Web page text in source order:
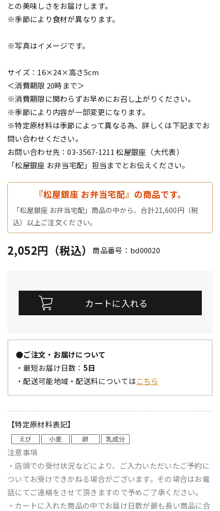
との美味しさをお届けします。
※季節により食材が異なります。
※写真はイメージです。
サイズ：16×24×高さ5cm
＜消費期限 20時まで＞
※消費期限に関わらずお早めにお召し上がりください。
※季節により内容が一部変更になります。
※特定原材料は季節によって異なる為、詳しくは下記までお
問い合わせください。
お問い合わせ先：03-3567-1211 松屋銀座（大代表）
「松屋銀座 お弁当宅配」担当までとお伝えください。
『松屋銀座 お弁当宅配』の商品です。
「松屋銀座 お弁当宅配」商品の中から、合計21,600円（税
込）以上ご注文ください。
2,052円（税込） 商品番号：bd00020
●ご注文・お届けについて
・最短お届け日数： 5日
・配送可能地域・配送料についてはこちら
【特定原材料表記】
注意事項
・店頭での受付状況などにより、ご入力いただいたご予約に
ついてお受けできかねる場合がございます。その場合はお電
話にてご連絡をさせて頂きますので予めご了承ください。
・カートに入れた商品の中でお届け日数が最も長い商品に合